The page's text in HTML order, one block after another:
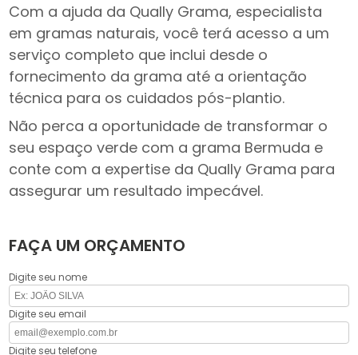
Com a ajuda da Qually Grama, especialista
em gramas naturais, você terá acesso a um
serviço completo que inclui desde o
fornecimento da grama até a orientação
técnica para os cuidados pós-plantio.
Não perca a oportunidade de transformar o
seu espaço verde com a grama Bermuda e
conte com a expertise da Qually Grama para
assegurar um resultado impecável.
FAÇA UM ORÇAMENTO
Digite seu nome
Digite seu email
Digite seu telefone